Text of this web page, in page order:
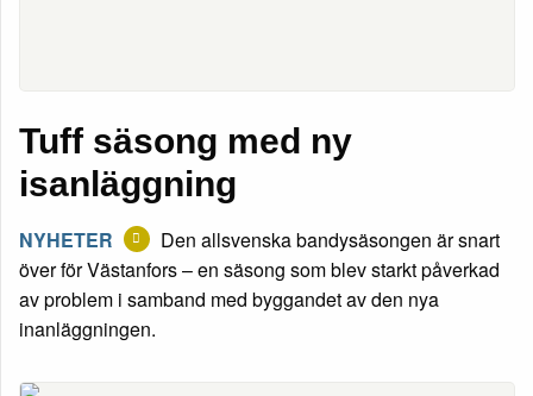
Tuff säsong med ny
isanläggning
NYHETER
Den allsvenska bandysäsongen är snart
över för Västanfors – en säsong som blev starkt påverkad
av problem i samband med byggandet av den nya
inanläggningen.